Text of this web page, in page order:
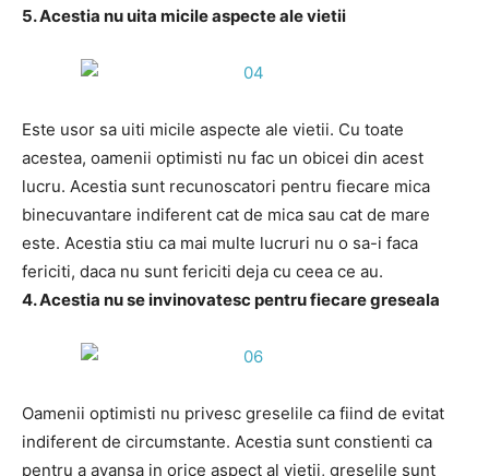
5. Acestia nu uita micile aspecte ale vietii
Este usor sa uiti micile aspecte ale vietii. Cu toate
acestea, oamenii optimisti nu fac un obicei din acest
lucru. Acestia sunt recunoscatori pentru fiecare mica
binecuvantare indiferent cat de mica sau cat de mare
este. Acestia stiu ca mai multe lucruri nu o sa-i faca
fericiti, daca nu sunt fericiti deja cu ceea ce au.
4. Acestia nu se invinovatesc pentru fiecare greseala
Oamenii optimisti nu privesc greselile ca fiind de evitat
indiferent de circumstante. Acestia sunt constienti ca
pentru a avansa in orice aspect al vietii, greselile sunt